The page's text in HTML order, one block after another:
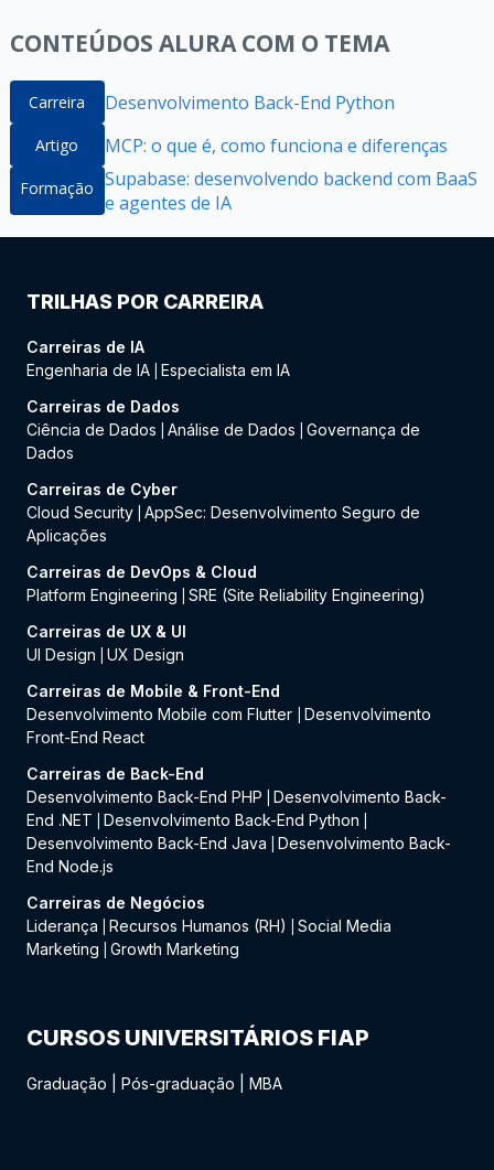
CONTEÚDOS ALURA COM O TEMA
Carreira Desenvolvimento Back-End Python
Artigo MCP: o que é, como funciona e diferenças
Formação Supabase: desenvolvendo backend com BaaS
e agentes de IA
TRILHAS POR CARREIRA
Carreiras de IA
Engenharia de IA Especialista em IA
Carreiras de Dados
Ciência de Dados
Análise de Dados
Governança de
Dados
Carreiras de Cyber
Cloud Security AppSec: Desenvolvimento Seguro de
Aplicações
Carreiras de DevOps & Cloud
Platform Engineering
SRE (Site Reliability Engineering)
Carreiras de UX & UI
UI Design
UX Design
Carreiras de Mobile & Front-End
Desenvolvimento Mobile com Flutter
Desenvolvimento
Front-End React
Carreiras de Back-End
Desenvolvimento Back-End PHP
Desenvolvimento Back-
End .NET
Desenvolvimento Back-End Python
Desenvolvimento Back-End Java
Desenvolvimento Back-
End Node.js
Carreiras de Negócios
Liderança
Recursos Humanos (RH)
Social Media
Marketing
Growth Marketing
CURSOS UNIVERSITÁRIOS FIAP
Graduação Pós-graduação MBA